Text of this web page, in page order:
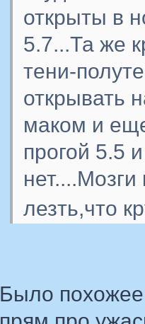
открыты в
5.7...Та же
тени-
открывать
маком и
прогой 5.5
нет....Мозги
лезть,что
Было